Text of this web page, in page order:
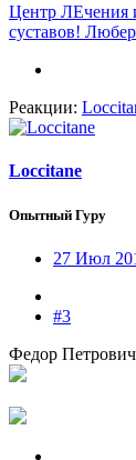
Центр ЛЕчения
суставов!
Реакции:
Loccitane
Опытный Гуру
27 Июл
#3
Федор